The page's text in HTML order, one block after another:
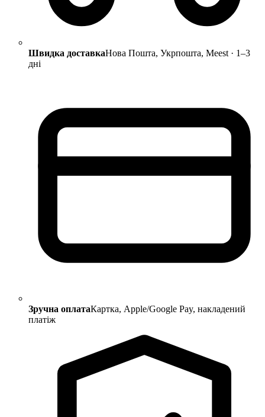
Швидка доставкаНова Пошта, Укрпошта, Meest · 1–3
дні
Зручна оплатаКартка, Apple/Google Pay, накладений
платіж